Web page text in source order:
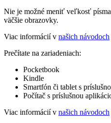
Nie je možné meniť veľkosť
väčšie obrazovky.
Viac informácií v našich návodoch
Prečítate na zariadeniach:
Pocketbook
Kindle
Smartfón či tablet s
Počítač s príslušnou
Viac informácií v našich návodoch